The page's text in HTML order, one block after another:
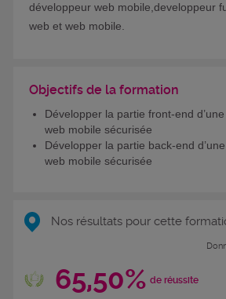
développeur web mobile,developpeur
web et web mobile.
Objectifs de la formation
Développer la partie front-end
web mobile sécurisée
Développer la partie back-end
web mobile sécurisée
Nos résultats pour cette
65,50% de réussite